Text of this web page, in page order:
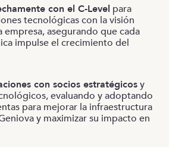
con el C-Level para
tecnológicas con la visión
empresa, asegurando que cada
impulse el crecimiento del
con socios estratégicosy
evaluando y adoptando
para mejorar la infraestructura
y maximizar su impacto en